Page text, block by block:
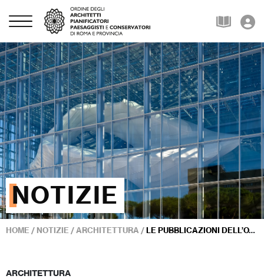
NOTIZIE
HOME / NOTIZIE /ARCHITETTURA /LE PUBBLICAZIONI DELL’OAR COME VOLANO CULTURALE PER VALORIZZARE ARCHITETTURA E PROFESSIONE
ARCHITETTURA